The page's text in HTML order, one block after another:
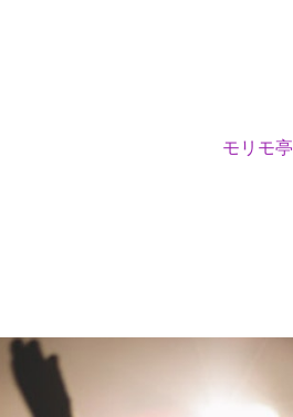
モリモ亭